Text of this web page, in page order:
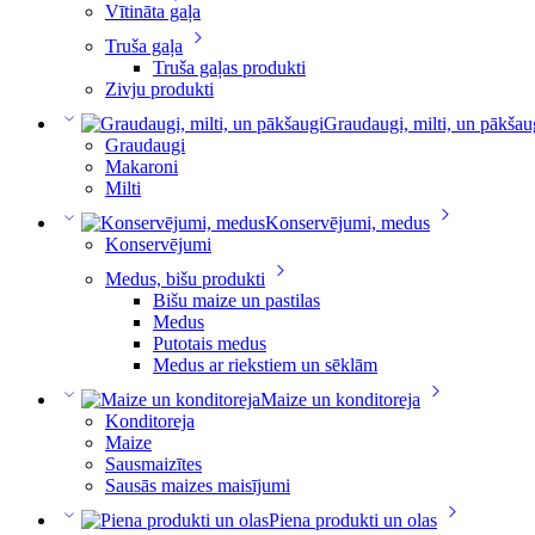
Vītināta gaļa
Truša gaļa
Truša gaļas produkti
Zivju produkti
Graudaugi, milti, un
Graudaugi
Makaroni
Milti
Konservējumi, medus
Konservējumi
Medus, bišu produkti
Bišu maize un pastilas
Medus
Putotais medus
Medus ar riekstiem un sēklām
Maize un konditoreja
Konditoreja
Maize
Sausmaizītes
Sausās maizes maisījumi
Piena produkti un olas